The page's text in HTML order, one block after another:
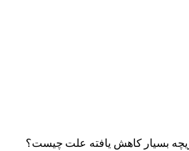
بسیار کاهش یافته علت چیست؟